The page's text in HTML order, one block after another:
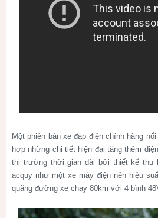
Một phiên bản xe đạp điện chính hãng
hợp những chi tiết hiện đại tăng thêm
thị trường thời gian dài bởi thiết kế thu
acquy như một xe máy điện nên hiệu
quãng đường xe chạy 80km với 4 bình